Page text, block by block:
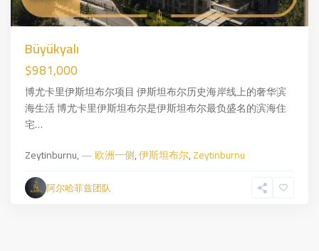
Büyükyalı
$981,000
博尤卡里伊斯坦布尔项目 伊斯坦布尔历史海岸线上的奢华滨
海生活 博尤卡里伊斯坦布尔是伊斯坦布尔最负盛名的滨海住
宅…
Zeytinburnu,— 欧洲一侧,伊斯坦布尔,Zeytinburnu
阿尔哈菲兹团队